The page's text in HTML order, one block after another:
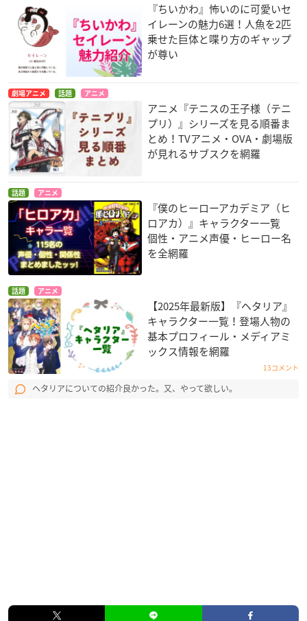
『ちいかわ』怖いのに可愛いセ
イレーンの魅力6選！人魚を2匹
乗せた巨体と喋り方のギャップ
が尊い
劇場アニメ 話題 アニメ
アニメ『テニスの王子様（テニ
プリ）』シリーズを見る順番ま
とめ！TVアニメ・OVA・劇場版
が見れるサブスクを網羅
話題 アニメ
『僕のヒーローアカデミア（ヒ
ロアカ）』キャラクター一覧
個性・アニメ声優・ヒーロー名
を全網羅
話題 アニメ
【2025年最新版】『ヘタリア』
キャラクター一覧！登場人物の
基本プロフィール・メディアミ
ックス情報を網羅
13コメント
ヘタリアについての紹介良かった。又、やって欲しい。